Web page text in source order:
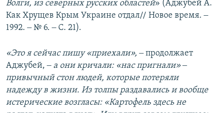
Волги, из северных русских областей»​ (Аджубей А.
Как Хрущев Крым Украине отдал// Новое время. ‒
1992. ‒ № 6. ‒ С. 21).
«Это я сейчас пишу «приехали»,‒ продолжает
Аджубей, ‒ а они кричали: «нас пригнали» ‒
привычный стон людей, которые потеряли
надежду в жизни. Из толпы раздавались и вообще
истерические возгласы: «Картофель здесь не